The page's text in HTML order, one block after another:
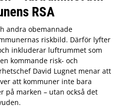
RSA
andra obemannade
riskbild. Därför lyfter
inkluderar luftrummet som
kommande risk- och
David Lugnet menar att
att kommuner inte bara
på marken – utan också det